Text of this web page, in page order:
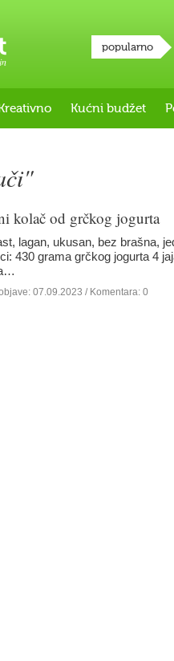
popularno
Kućni budžet
kolač od grčkog jogurta
lagan, ukusan, bez brašna,
430 grama grčkog jogurta 4
07.09.2023 / Komentara: 0